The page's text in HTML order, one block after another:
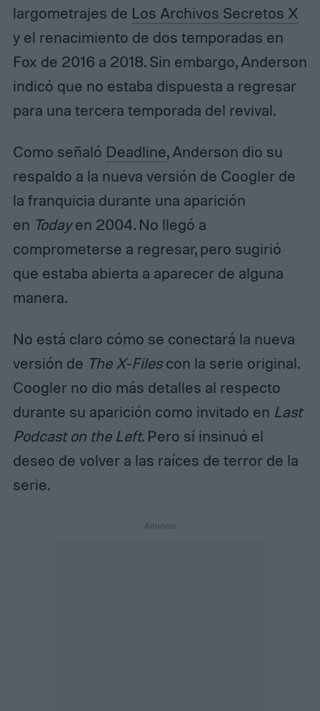
largometrajes de Los Archivos Secretos X
y el renacimiento de dos temporadas en
Fox de 2016 a 2018. Sin embargo, Anderson
indicó que no estaba dispuesta a regresar
para una tercera temporada del revival.
Como señaló Deadline, Anderson dio su
respaldo a la nueva versión de Coogler de
la franquicia durante una aparición
en Todayen 2004. No llegó a
comprometerse a regresar, pero sugirió
que estaba abierta a aparecer de alguna
manera.
No está claro cómo se conectará la nueva
versión de The X-Filescon la serie original.
Coogler no dio más detalles al respecto
durante su aparición como invitado en Last
Podcast on the Left. Pero sí insinuó el
deseo de volver a las raíces de terror de la
serie.